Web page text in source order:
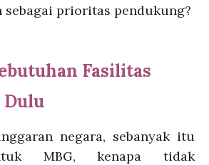
prioritas pendukung?
Fasilitas
Dulu
negara, sebanyak itu
MBG, kenapa tidak